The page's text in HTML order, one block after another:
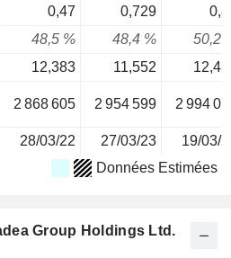
0,47 0,729
48,5 % 48,4 %
50,2
12,383 11,552
2 868 605 2 954 599 2 994
28/03/22 27/03/23 19/03/
Données Estimées
Group Holdings Ltd.